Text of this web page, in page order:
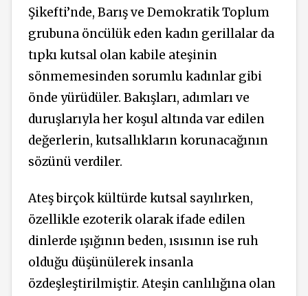
Şikefti’nde, Barış ve Demokratik Toplum
grubuna öncülük eden kadın gerillalar da
tıpkı kutsal olan kabile ateşinin
sönmemesinden sorumlu kadınlar gibi
önde yürüdüler. Bakışları, adımları ve
duruşlarıyla her koşul altında var edilen
değerlerin, kutsallıkların korunacağının
sözünü verdiler.
Ateş birçok kültürde kutsal sayılırken,
özellikle ezoterik olarak ifade edilen
dinlerde ışığının beden, ısısının ise ruh
olduğu düşünülerek insanla
özdeşleştirilmiştir. Ateşin canlılığına olan